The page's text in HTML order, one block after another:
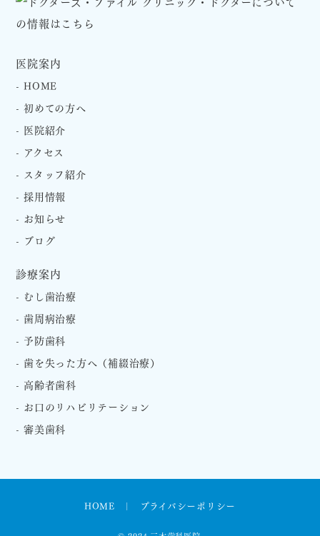
医院案内
HOME
初めての方へ
医院紹介
アクセス
スタッフ紹介
採用情報
お知らせ
ブログ
診療案内
むし歯治療
歯周病治療
予防歯科
歯を失った方へ（補綴治療）
高齢者歯科
お口のリハビリテーション
審美歯科
HOME プライバシーポリシー